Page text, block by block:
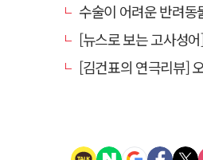
수술이 어려운 반려동물 종
[뉴스로 보는 고사성어]<32>상
[김건표의 연극리뷰] 오태영 신작, 이우천 연출의 <